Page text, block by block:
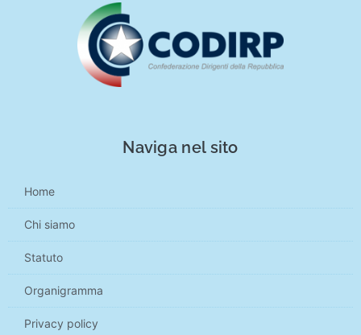
Naviga nel sito
Home
Chi siamo
Statuto
Organigramma
Privacy policy